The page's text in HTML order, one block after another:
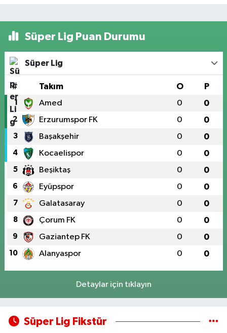
Süper Lig Puan Durumu
Süper Lig
# Takım O P
1 Amed 0 0
2 Erzurumspor FK 0 0
3 Başakşehir 0 0
4 Kocaelispor 0 0
5 Beşiktaş 0 0
6 Eyüpspor 0 0
7 Galatasaray 0 0
8 Çorum FK 0 0
9 Gaziantep FK 0 0
10 Alanyaspor 0 0
Detaylar için tıklayın
Süper Lig Fikstür